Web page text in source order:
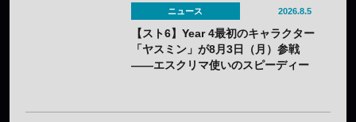
ニュース 2026.8.5
【スト6】Year 4最初のキャラクター
「ヤスミン」が8月3日（月）参戦
——エスクリマ使いのスピーディー